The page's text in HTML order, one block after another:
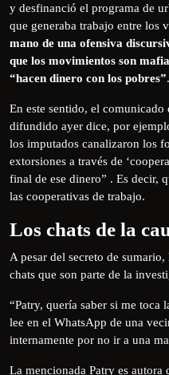
y desfinanció el programa de
que generaba trabajo entre los
mano de una ofensiva
que los movimientos son
“hacen dinero con los pobres”.
En este sentido, el
difundido ayer dice, por
los imputados canalizaron los
extorsiones a través de
final de ese dinero” . Es decir,
las cooperativas de trabajo.
Los chats de la
A pesar del secreto de
chats que son parte de la
“Patry, quería saber si me toca
lee en el WhatsApp de una
internamente por no ir a una
La mencionada Patry es autora